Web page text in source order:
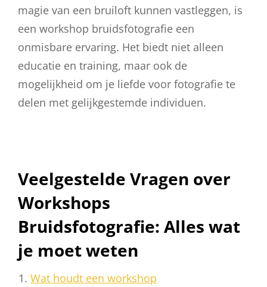
magie van een bruiloft kunnen vastleggen, is
een workshop bruidsfotografie een
onmisbare ervaring. Het biedt niet alleen
educatie en training, maar ook de
mogelijkheid om je liefde voor fotografie te
delen met gelijkgestemde individuen.
Veelgestelde Vragen over
Workshops
Bruidsfotografie: Alles wat
je moet weten
Wat houdt een workshop